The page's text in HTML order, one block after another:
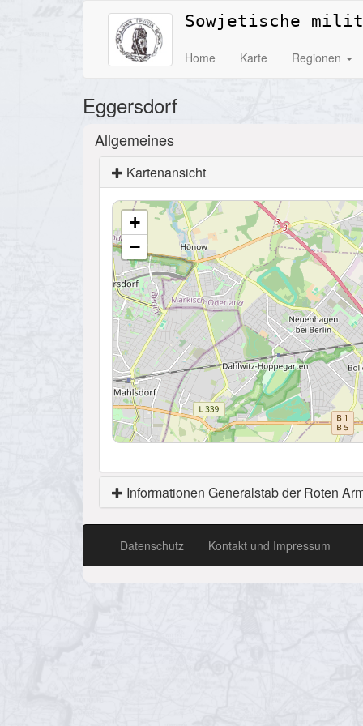
Sowjetische
Home Karte Regionen
Eggersdorf
Allgemeines
Kartenansicht
+
−
Informationen Generalstab der Roten
Datenschutz Kontakt und Impressum